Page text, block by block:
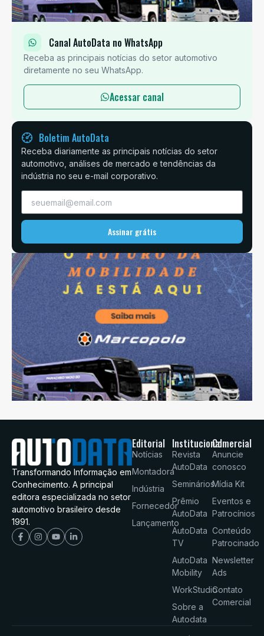
Canal AutoData no WhatsApp
Receba as principais notícias do setor automotivo
diretamente no seu WhatsApp.
Acessar canal
Boletim AutoData
Receba diariamente as principais notícias do setor
automotivo, análises de mercado e tendências da
indústria no seu e-mail corporativo.
Assinar grátis
Transformando Informação em
Conhecimento. A principal
editora especializada no setor
automotivo brasileiro desde
1991.
Editorial
Notícias
Montadora
Indústria
Fornecedor
Lançamento
Institucional
Revista
AutoData
Seminários
Prêmio
AutoData
AutoData
TV
AutoData
Mobility
WorkStudio
Sobre a
Autodata
Comercial
Anuncie
conosco
Mídia Kit
Eventos e
Patrocínios
Conteúdo
Patrocinado
Newsletter
Ads
Contato
Comercial